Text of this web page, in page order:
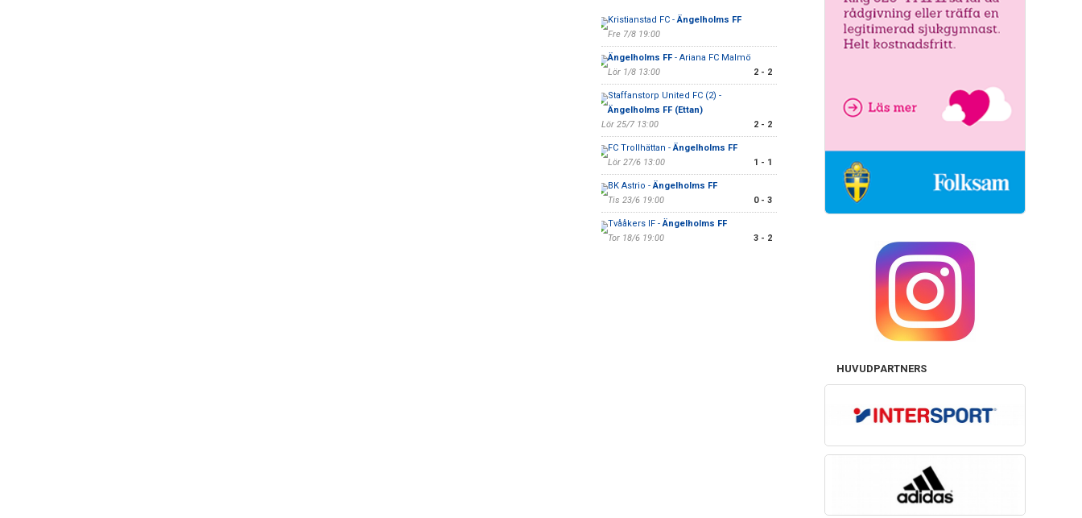
Kristianstad FC -Ängelholms FF
Fre 7/8 19:00
Ängelholms FF- Ariana FC Malmö
Lör 1/8 13:00
2 - 2
Staffanstorp United FC (2) -
Ängelholms FF (Ettan)
Lör 25/7 13:00
2 - 2
FC Trollhättan -Ängelholms FF
Lör 27/6 13:00
1 - 1
BK Astrio -Ängelholms FF
Tis 23/6 19:00
0 - 3
Tvååkers IF -Ängelholms FF
Tor 18/6 19:00
3 - 2
HUVUDPARTNERS